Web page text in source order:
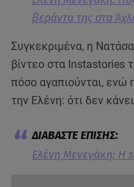
βεράντα της στα
Συγκεκριμένα, η
βίντεο στα Instastories
πόσο αγαπιούνται, ενώ
την Ελένη: ότι δεν
Ελένη Μενεγάκη: Η